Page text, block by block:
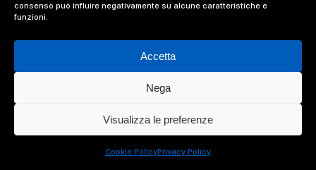
consenso può influire negativamente su alcune caratteristiche e
funzioni.
Accetta
Nega
Visualizza le preferenze
Cookie PolicyPrivacy Policy
© 2024 Value Relations Srl, All Rights Reserved.
instagram